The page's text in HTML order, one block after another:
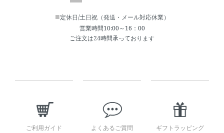
■定休日/土日祝（発送・メール対応休業）
営業時間10:00～16：00
ご注文は24時間承っております
ご利用ガイド よくあるご質問 ギフトラッピング